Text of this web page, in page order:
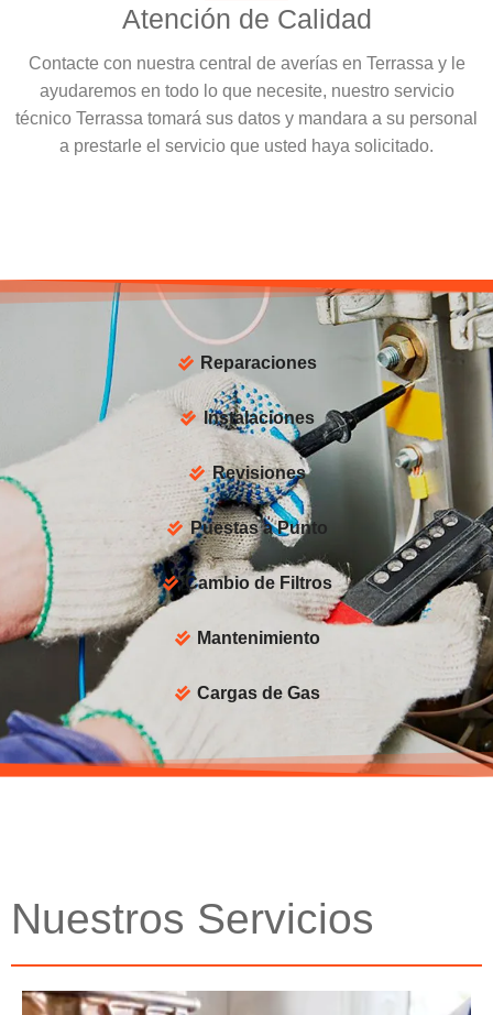
Atención de Calidad
Contacte con nuestra central de averías en Terrassa y le
ayudaremos en todo lo que necesite, nuestro servicio
técnico Terrassa tomará sus datos y mandara a su personal
a prestarle el servicio que usted haya solicitado.
Reparaciones
Instalaciones
Revisiones
Puestas a Punto
Cambio de Filtros
Mantenimiento
Cargas de Gas
Nuestros Servicios